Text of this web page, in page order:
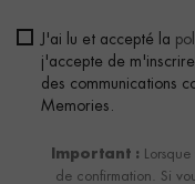
J'ai lu et accepté la
j'accepte de
des communications
Memories.
Important :
de confirmation. Si